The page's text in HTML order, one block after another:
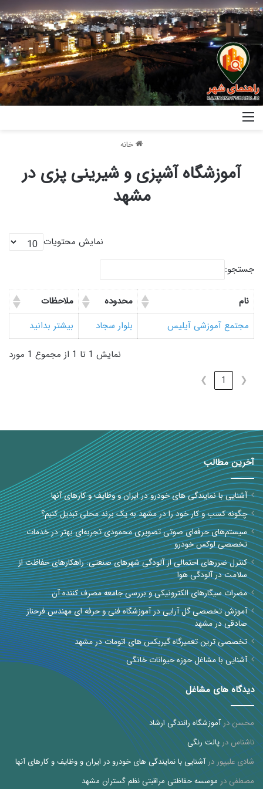
خانه
آموزشگاه آشپزی و شیرینی پزی در
مشهد
نمایش محتویات
جستجو:
نام محدوده
ملاحظات
مجتمع آموزشی آیلیس
بلوار سجاد بیشتر بدانید
نمایش 1 تا 1 از مجموع 1 مورد
❮
1
❯
آخرین مطالب
آشنایی با نمایندگی های خودرو در ایران و وظایف و کارهای آنها
چگونه کسب و کار خود را در مشهد به یک برند محلی تبدیل کنیم؟
سیستم‌های حرفه‌ای صوتی تصویری محمودی تجربه‌ای بهتر در خدمات
تخصصی لوکس خودرو
کنترل ضررهای احتمالی از آلودگی شهرهای صنعتی: راهکارهای حفاظت از
سلامت در آلودگی هوا
مضرات سیگارهای الکترونیکی و بررسی جامعه مصرف کننده آن
آموزش تخصصی گل آرایی در آموزشگاه فنی و حرفه ای مهندس فرحناز
صادقی در مشهد
تخصصی ترین تعمیرگاه گیربکس های اتومات در مشهد
آشنایی با مشاغل حوزه حیوانات خانگی
دیدگاه های مشاغل
محسندرآموزشگاه رانندگی ارشاد
ناشناسدرپالت رنگی
شادی علیپور درآشنایی با نمایندگی های خودرو در ایران و وظایف و کارهای آنها
مصطفی در موسسه حفاظتی مراقبتی نظم گستران مشهد